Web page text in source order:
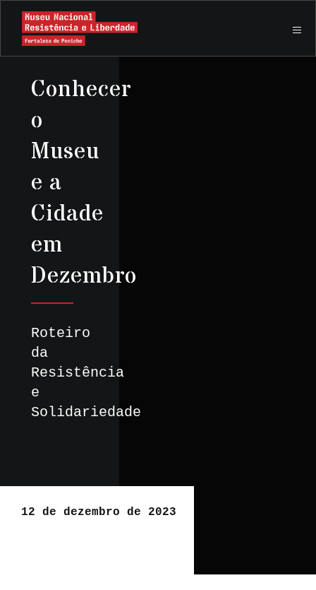
Conhecer
o
Museu
e a
Cidade
em
Dezembro
Roteiro
da
Resistência
e
Solidariedade
12 de dezembro de 2023